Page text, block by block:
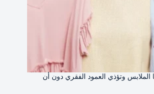
الملابس وتؤذي العمود الفقري دون أن